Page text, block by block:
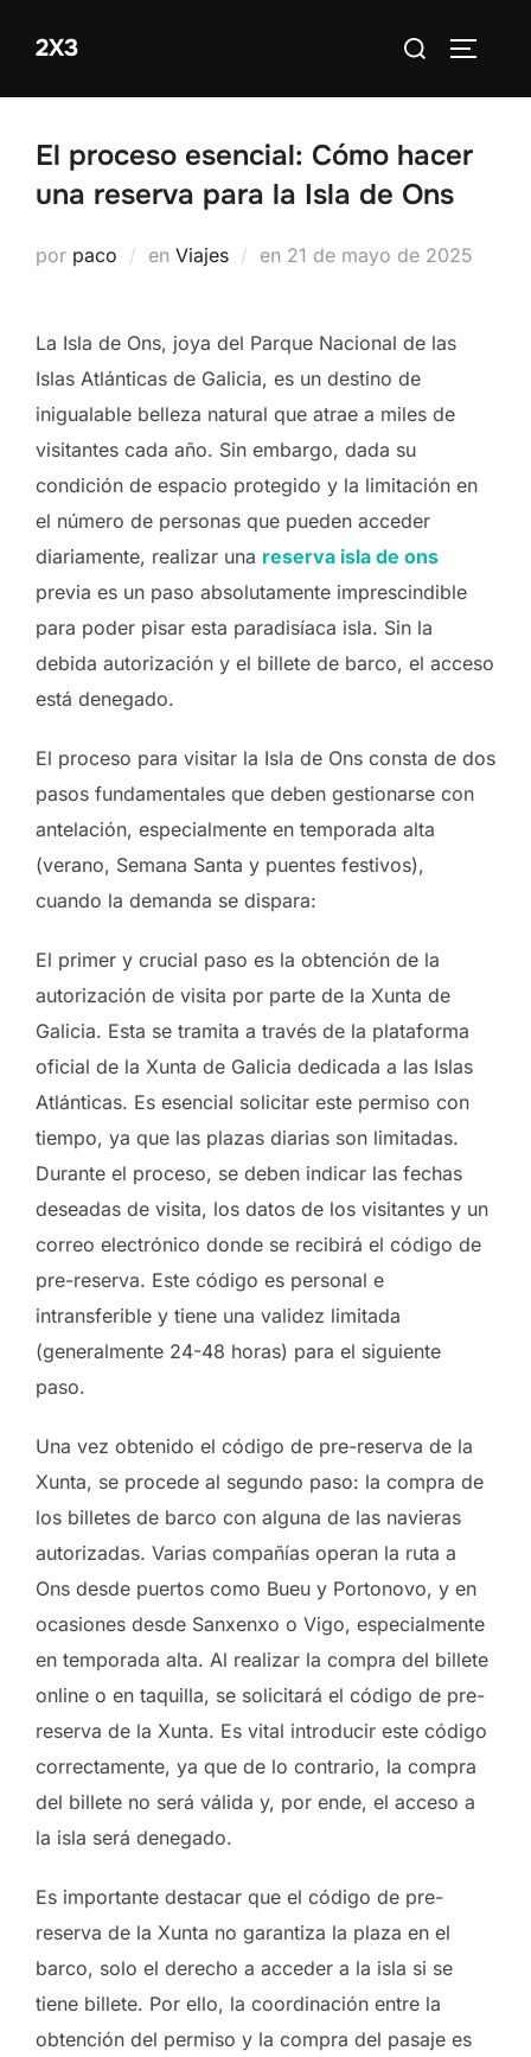
2X3 Buscar:
El proceso esencial: Cómo hacer
una reserva para la Isla de Ons
por paco en Viajes en Publicado
21 de mayo de 2025
La Isla de Ons, joya del Parque Nacional de las
Islas Atlánticas de Galicia, es un destino de
inigualable belleza natural que atrae a miles de
visitantes cada año. Sin embargo, dada su
condición de espacio protegido y la limitación en
el número de personas que pueden acceder
diariamente, realizar una reserva isla de ons
previa es un paso absolutamente imprescindible
para poder pisar esta paradisíaca isla. Sin la
debida autorización y el billete de barco, el acceso
está denegado.
El proceso para visitar la Isla de Ons consta de dos
pasos fundamentales que deben gestionarse con
antelación, especialmente en temporada alta
(verano, Semana Santa y puentes festivos),
cuando la demanda se dispara:
El primer y crucial paso es la obtención de la
autorización de visita por parte de la Xunta de
Galicia. Esta se tramita a través de la plataforma
oficial de la Xunta de Galicia dedicada a las Islas
Atlánticas. Es esencial solicitar este permiso con
tiempo, ya que las plazas diarias son limitadas.
Durante el proceso, se deben indicar las fechas
deseadas de visita, los datos de los visitantes y un
correo electrónico donde se recibirá el código de
pre-reserva. Este código es personal e
intransferible y tiene una validez limitada
(generalmente 24-48 horas) para el siguiente
paso.
Una vez obtenido el código de pre-reserva de la
Xunta, se procede al segundo paso: la compra de
los billetes de barco con alguna de las navieras
autorizadas. Varias compañías operan la ruta a
Ons desde puertos como Bueu y Portonovo, y en
ocasiones desde Sanxenxo o Vigo, especialmente
en temporada alta. Al realizar la compra del billete
online o en taquilla, se solicitará el código de pre-
reserva de la Xunta. Es vital introducir este código
correctamente, ya que de lo contrario, la compra
del billete no será válida y, por ende, el acceso a
la isla será denegado.
Es importante destacar que el código de pre-
reserva de la Xunta no garantiza la plaza en el
barco, solo el derecho a acceder a la isla si se
tiene billete. Por ello, la coordinación entre la
obtención del permiso y la compra del pasaje es